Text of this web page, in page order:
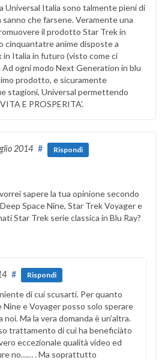
Universal Italia sono talmente pieni di
che farsene. Veramente una
il prodotto Star Trek in
cinquantatre anime disposte a
in Italia in futuro (visto come ci
ogni modo Next Generation in blu
prodotto, e sicuramente
stagioni, Universal permettendo
E PROSPERITA’.
2014 # Rispondi
sapere la tua opinione secondo
Space Nine, Star Trek Voyager e
Star Trek serie classica in Blu Ray?
# Rispondi
di cui scusarti. Per quanto
Nine e Voyager posso solo sperare
Ma la vera domanda è un’altra.
trattamento di cui ha beneficiàto
eccezionale qualità video ed
no…… . Ma soprattutto